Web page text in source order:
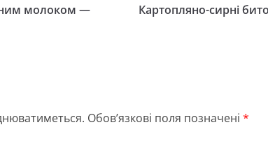
молоком —
Картопляно-сирні
Обов’язкові поля позначені *